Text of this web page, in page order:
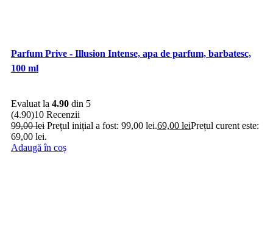
Parfum Prive - Illusion Intense, apa de parfum, barbatesc,
100 ml
Evaluat la 4.90 din 5
(4.90)10 Recenzii
99,00lei Prețul inițial a fost: 99,00 lei.69,00 leiPrețul curent este:
69,00 lei.
Adaugă în coș